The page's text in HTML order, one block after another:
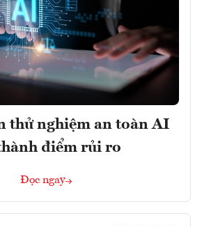
thử nghiệm an toàn AI
điểm rủi ro
Đọc ngay